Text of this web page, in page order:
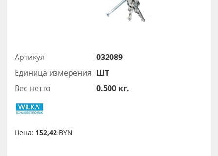
Артикул
032089
Единица измерения ШТ
Вес нетто
0.500 кг.
Цена: 152,42 BYN